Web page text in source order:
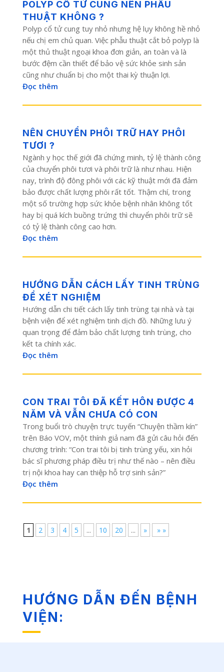
POLYP CỔ TỬ CUNG NÊN PHẪU
THUẬT KHÔNG ?
Polyp cổ tử cung tuy nhỏ nhưng hệ lụy không hề nhỏ
nếu chị em chủ quan. Việc phẫu thuật cắt bỏ polyp là
một thủ thuật ngoại khoa đơn giản, an toàn và là
bước đệm cần thiết để bảo vệ sức khỏe sinh sản
cũng như chuẩn bị cho một thai kỳ thuận lợi.
Đọc thêm
NÊN CHUYỂN PHÔI TRỮ HAY PHÔI
TƯƠI ?
Ngành y học thế giới đã chứng minh, tỷ lệ thành công
của chuyển phôi tươi và phôi trữ là như nhau. Hiện
nay, trình độ đông phôi với các kỹ thuật mới đã đảm
bảo được chất lượng phôi rất tốt. Thậm chí, trong
một số trường hợp sức khỏe bệnh nhân không tốt
hay bị quá kích buồng trứng thì chuyển phôi trữ sẽ
có tỷ lệ thành công cao hơn.
Đọc thêm
HƯỚNG DẪN CÁCH LẤY TINH TRÙNG
ĐỂ XÉT NGHIỆM
Hướng dẫn chi tiết cách lấy tinh trùng tại nhà và tại
bệnh viện để xét nghiệm tinh dịch đồ. Những lưu ý
quan trọng để đảm bảo chất lượng tinh trùng, cho
kết ta chính xác.
Đọc thêm
CON TRAI TÔI ĐÃ KẾT HÔN ĐƯỢC 4
NĂM VÀ VẪN CHƯA CÓ CON
Trong buổi trò chuyện trực tuyến “Chuyện thầm kín”
trên Báo VOV, một thính giả nam đã gửi câu hỏi đến
chương trình: “Con trai tôi bị tinh trùng yếu, xin hỏi
bác sĩ phương pháp điều trị như thế nào – nên điều
trị nội khoa hay can thiệp hỗ trợ sinh sản?”
Đọc thêm
1 2 3 4 5 ... 10 20 ... » » »
HƯỚNG DẪN ĐẾN BỆNH
VIỆN: